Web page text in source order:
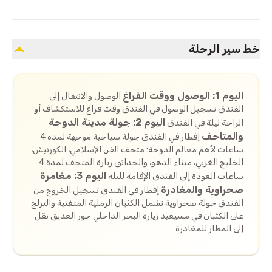
خط سير الرحلة
اليوم 1: الوصول ووقت الفراغ
الوصول والانتقال إلى
الفندق تسجيل الوصول في الفندق وقت فراغ للاستكشاف أو
الراحة ليلة في الفندق
اليوم 2: جولة مدينة الدوحة
والمتاحف
إفطار في الفندق جولة سياحية موجهة لمدة 4
ساعات لأهم معالم الدوحة: متحف الفن الإسلامي، الكورنيش،
الخليج الغربي، ميناء الدهو، والحدائق زيارة المتحف لمدة 4
ساعات العودة إلى الفندق الإقامة لليلة
اليوم 3: مغامرة
صحراوية والمغادرة إفطار في الفندق تسجيل الخروج من
الفندق جولة صحراوية تشمل الكثبان الرملية المتغنية والتزلج
على الكثبان في مسيعيد زيارة البحر الداخلي خور العديق نقل
إلى المطار للمغادرة